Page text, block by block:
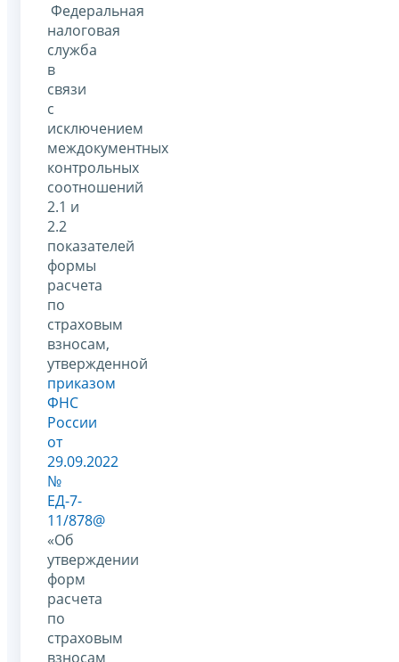
Федеральная
налоговая
служба
в
связи
с
исключением
междокументных
контрольных
соотношений
2.1 и
2.2
показателей
формы
расчета
по
страховым
взносам,
утвержденной
приказом
ФНС
России
от
29.09.2022
№
ЕД-7-
11/878@
«Об
утверждении
форм
расчета
по
страховым
взносам